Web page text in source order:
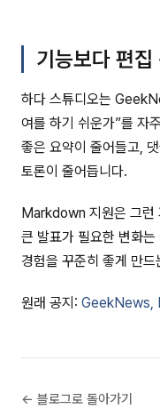
기능보다 편집
하다 스튜디오는
여를 하기 쉬운가”를 자
좋은 요약이 줄어들고,
토론이 줄어듭니다.
Markdown 지원은 그런
큰 발표가 필요한 변화
경험을 꾸준히 좋게 만
원래 공지: GeekNews,
← 블로그로 돌아가기